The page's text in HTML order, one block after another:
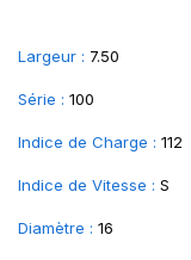
Largeur : 7.50
Série : 100
Indice de Charge : 112
Indice de Vitesse : S
Diamètre : 16